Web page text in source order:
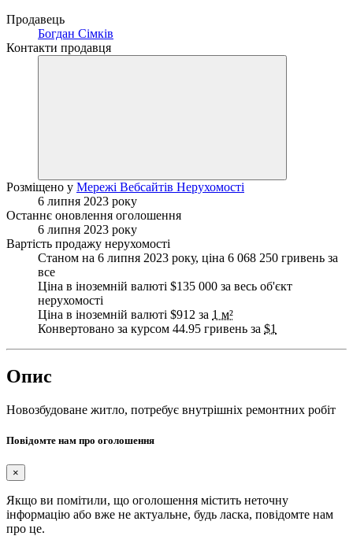
Продавець
Богдан Сімків
Контакти продавця
Розміщено у Мережі Вебсайтів Нерухомості
6 липня 2023 року
Останнє оновлення оголошення
6 липня 2023 року
Вартість продажу нерухомості
Станом на 6 липня 2023 року, ціна 6 068 250 гривень за
все
Ціна в іноземній валюті $135 000 за весь об'єкт
нерухомості
Ціна в іноземній валюті $912 за 1 м²
Конвертовано за курсом 44.95 гривень за $1
Опис
Новозбудоване житло, потребує внутрішніх ремонтних робіт
Повідомте нам про оголошення
×
Якщо ви помітили, що оголошення містить неточну
інформацію або вже не актуальне, будь ласка, повідомте нам
про це.